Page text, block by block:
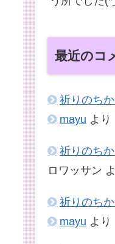
最近のコ
祈りのち
mayu より
祈りのち
ロワッサン
祈りのち
mayu より